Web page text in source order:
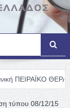
τύπου 08/12/15